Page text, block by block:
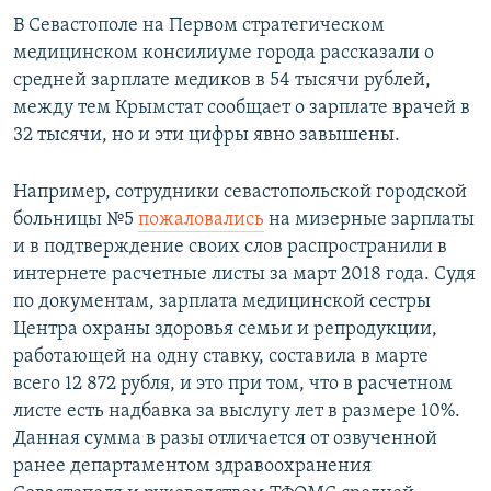
В Севастополе на Первом стратегическом
медицинском консилиуме города рассказали о
средней зарплате медиков в 54 тысячи рублей,
между тем Крымстат сообщает о зарплате врачей в
32 тысячи, но и эти цифры явно завышены.
Например, сотрудники севастопольской городской
больницы №5 пожаловались на мизерные зарплаты
и в подтверждение своих слов распространили в
интернете расчетные листы за март 2018 года. Судя
по документам, зарплата медицинской сестры
Центра охраны здоровья семьи и репродукции,
работающей на одну ставку, составила в марте
всего 12 872 рубля, и это при том, что в расчетном
листе есть надбавка за выслугу лет в размере 10%.
Данная сумма в разы отличается от озвученной
ранее департаментом здравоохранения